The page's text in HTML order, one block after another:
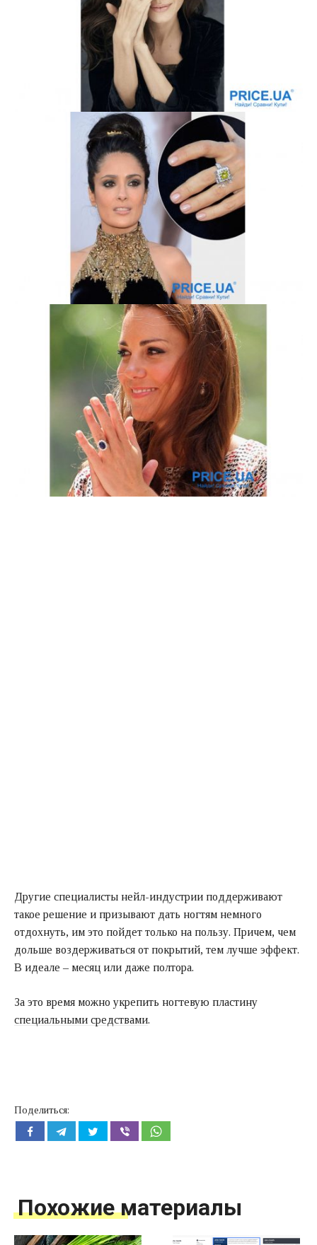
Другие специалисты нейл-индустрии поддерживают
такое решение и призывают дать ногтям немного
отдохнуть, им это пойдет только на пользу. Причем, чем
дольше воздерживаться от покрытий, тем лучше эффект.
В идеале – месяц или даже полтора.
За это время можно укрепить ногтевую пластину
специальными средствами.
Поделиться:
Похожие материалы